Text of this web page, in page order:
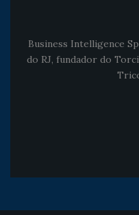
Business Intelligence
do RJ, fundador do